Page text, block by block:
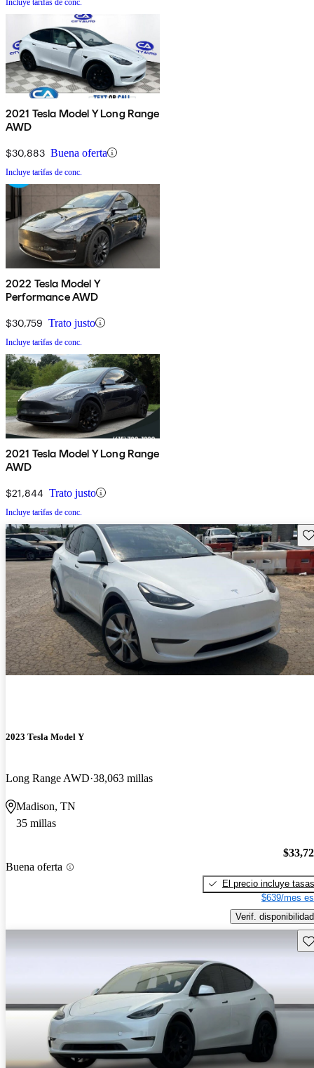
Incluye tarifas de conc.
2021 Tesla Model Y Long Range
AWD
$30,883 Buena oferta
Incluye tarifas de conc.
2022 Tesla Model Y
Performance AWD
$30,759 Trato justo
Incluye tarifas de conc.
2021 Tesla Model Y Long Range
AWD
$21,844 Trato justo
Incluye tarifas de conc.
2023 Tesla Model Y
Long Range AWD 38,063 millas
Madison, TN
35 millas
Buena oferta
El precio incluye tasas
$639/mes
Verif. disponibilidad